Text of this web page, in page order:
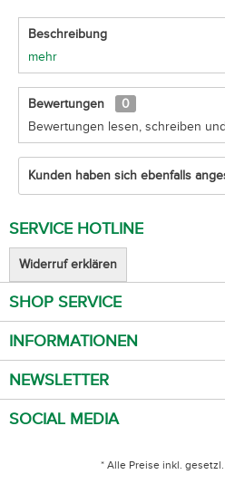
Beschreibung
mehr
Bewertungen
0
Bewertungen lesen, schreiben
Kunden haben sich ebenfalls
SERVICE HOTLINE
Widerruf erklären
SHOP SERVICE
INFORMATIONEN
NEWSLETTER
SOCIAL MEDIA
* Alle Preise inkl.